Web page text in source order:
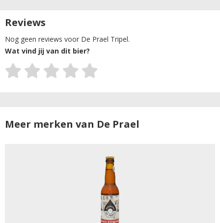
Reviews
Nog geen reviews voor De Prael Tripel.
Wat vind jij van dit bier?
Meer merken van De Prael